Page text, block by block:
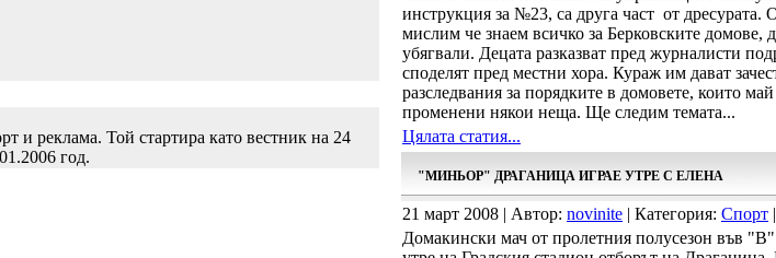
и реклама. Той стартира като вестник на 24
год.
инструкция за №23, са друга част от дресурата.
мислим че знаем всичко за Берковските домове,
убягвали. Децата разказват пред журналисти
споделят пред местни хора. Кураж им дават
разследвания за порядките в домовете, които
променени някои неща. Ще следим темата...
Цялата статия...
"МИНЬОР" ДРАГАНИЦА ИГРАЕ УТРЕ С ЕЛЕНА
21 март 2008 | Автор: novinite | Категория: Спорт
Домакински мач от пролетния полусезон във "В"